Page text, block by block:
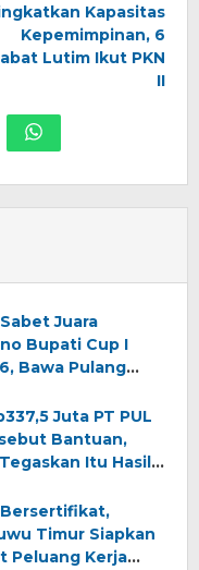
Kapasitas
Kepemimpinan, 6
Lutim Ikut PKN
II
Juara
Bupati Cup I
Bawa Pulang
Juta PT PUL
Bantuan,
Itu Hasil
Timur Siapkan
Peluang Kerja